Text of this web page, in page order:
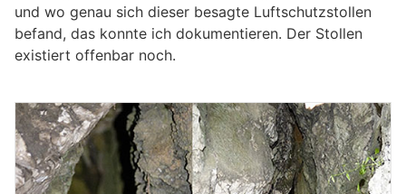
und wo genau sich dieser besagte Luftschutzstollen
befand, das konnte ich dokumentieren. Der Stollen
existiert offenbar noch.